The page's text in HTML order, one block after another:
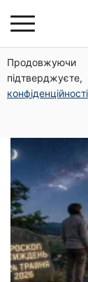
конфіденційності